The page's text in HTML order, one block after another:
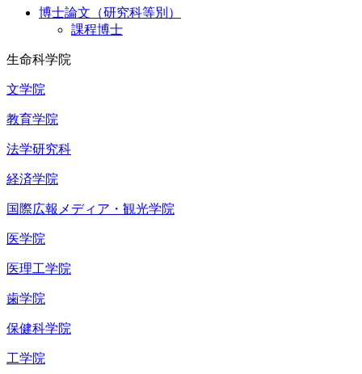
博士論文（研究科等別）
課程博士
生命科学院
文学院
教育学院
法学研究科
経済学院
国際広報メディア・観光学院
医学院
医理工学院
歯学院
保健科学院
工学院